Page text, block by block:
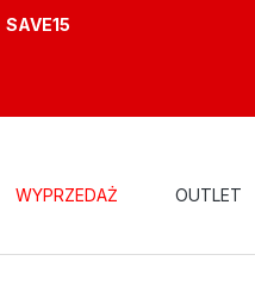
SAVE15
WYPRZEDAŻ OUTLET